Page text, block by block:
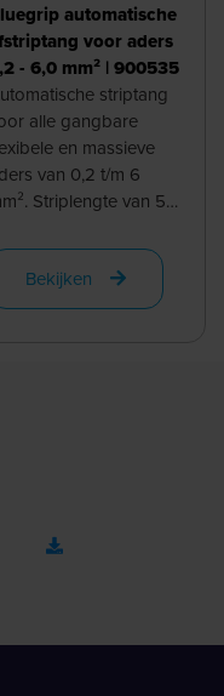
automatische
voor aders
- 6,0 mm² | 900535
striptang
alle gangbare
en massieve
van 0,2 t/m 6
Striplengte van 5
de instelbare ...
Bekijken